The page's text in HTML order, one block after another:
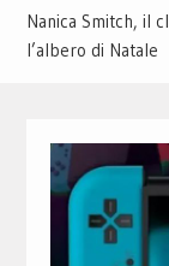
Nanica Smitch, il
l’albero di Natale